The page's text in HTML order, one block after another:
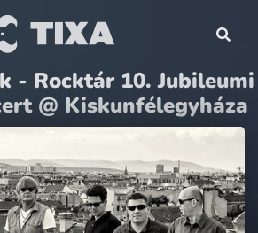
- Rocktár 10. Jubileumi
@ Kiskunfélegyháza